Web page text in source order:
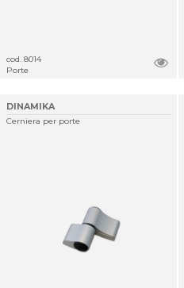
cod. 8014
Porte
DINAMIKA
Cerniera per porte